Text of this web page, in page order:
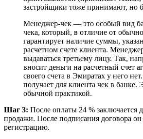
застройщики тоже принимают, но
Менеджер-чек — это особый вид
чека, который, в отличие от
гарантирует наличие суммы,
расчетном счете клиента.
выдаваться третьему лицу. Так,
вносит деньги на расчетный счет
своего счета в Эмиратах у него
получает для клиента чек в банке.
обычной практикой.
Шаг 3: После оплаты 24 % заключается
продажи. После подписания договора он
регистрацию.